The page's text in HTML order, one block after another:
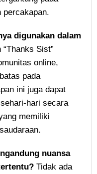
percakapan.
digunakan dalam
Sist”
online,
pada
ini juga dapat
hari secara
memiliki
nuansa
Tidak ada